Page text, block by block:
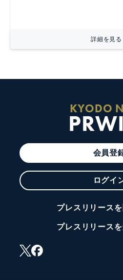
詳細を見る
KYODO
会員登
ログイ
プレスリリース
プレスリリース